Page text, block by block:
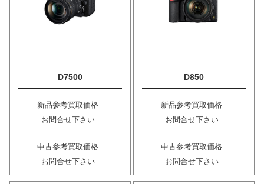
D7500
新品参考買取価格
お問合せ下さい
中古参考買取価格
お問合せ下さい
D850
新品参考買取価格
お問合せ下さい
中古参考買取価格
お問合せ下さい